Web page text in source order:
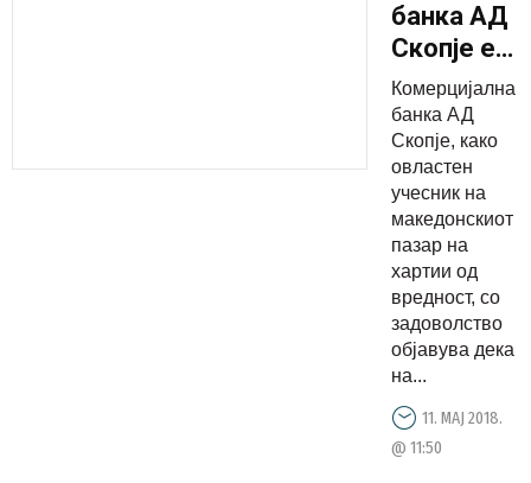
банка АД
Скопје e
добитник
на
следнава
награда и
признание
Комерцијална
банка АД
Скопје, како
овластен
учесник на
македонскиот
пазар на
хартии од
вредност, со
задоволство
објавува дека
на...
11. МАЈ 2018.
@ 11:50